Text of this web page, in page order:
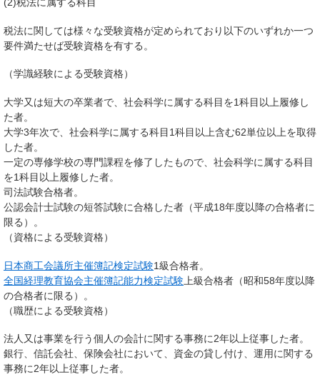
税法に関しては様々な受験資格が定められており以下のいずれか一つ
要件満たせば受験資格を有する。
（学識経験による受験資格）
大学又は短大の卒業者で、社会科学に属する科目を1科目以上履修し
た者。
大学3年次で、社会科学に属する科目1科目以上含む62単位以上を取得
した者。
一定の専修学校の専門課程を修了したもので、社会科学に属する科目
を1科目以上履修した者。
司法試験合格者。
公認会計士試験の短答試験に合格した者（平成18年度以降の合格者に
限る）。
（資格による受験資格）
日本商工会議所主催簿記検定試験1級合格者。
全国経理教育協会主催簿記能力検定試験 上級合格者（昭和58年度以降
の合格者に限る）。
（職歴による受験資格）
法人又は事業を行う個人の会計に関する事務に2年以上従事した者。
銀行、信託会社、保険会社において、資金の貸し付け、運用に関する
事務に2年以上従事した者。